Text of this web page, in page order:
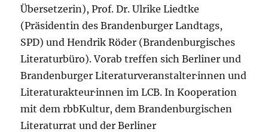
Übersetzerin), Prof. Dr. Ulrike Liedtke
(Präsidentin des Brandenburger Landtags,
SPD) und Hendrik Röder (Brandenburgisches
Literaturbüro). Vorab treffen sich Berliner und
Brandenburger Literaturveranstalter·innen und
Literaturakteur·innen im LCB. In Kooperation
mit dem rbbKultur, dem Brandenburgischen
Literaturrat und der Berliner